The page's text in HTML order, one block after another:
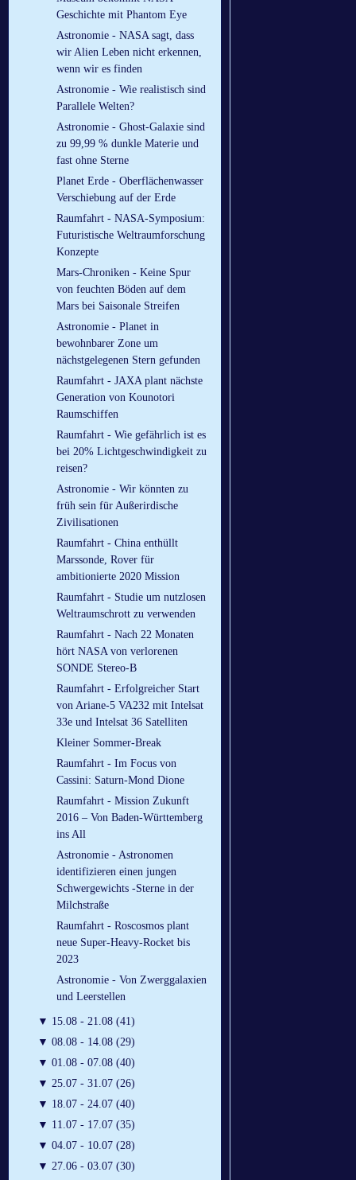
Geschichte mit Phantom Eye
Astronomie - NASA sagt, dass
wir Alien Leben nicht erkennen,
wenn wir es finden
Astronomie - Wie realistisch sind
Parallele Welten?
Astronomie - Ghost-Galaxie sind
zu 99,99 % dunkle Materie und
fast ohne Sterne
Planet Erde - Oberflächenwasser
Verschiebung auf der Erde
Raumfahrt - NASA-Symposium:
Futuristische Weltraumforschung
Konzepte
Mars-Chroniken - Keine Spur
von feuchten Böden auf dem
Mars bei Saisonale Streifen
Astronomie - Planet in
bewohnbarer Zone um
nächstgelegenen Stern gefunden
Raumfahrt - JAXA plant nächste
Generation von Kounotori
Raumschiffen
Raumfahrt - Wie gefährlich ist es
bei 20% Lichtgeschwindigkeit zu
reisen?
Astronomie - Wir könnten zu
früh sein für Außerirdische
Zivilisationen
Raumfahrt - China enthüllt
Marssonde, Rover für
ambitionierte 2020 Mission
Raumfahrt - Studie um nutzlosen
Weltraumschrott zu verwenden
Raumfahrt - Nach 22 Monaten
hört NASA von verlorenen
SONDE Stereo-B
Raumfahrt - Erfolgreicher Start
von Ariane-5 VA232 mit Intelsat
33e und Intelsat 36 Satelliten
Kleiner Sommer-Break
Raumfahrt - Im Focus von
Cassini: Saturn-Mond Dione
Raumfahrt - Mission Zukunft
2016 – Von Baden-Württemberg
ins All
Astronomie - Astronomen
identifizieren einen jungen
Schwergewichts -Sterne in der
Milchstraße
Raumfahrt - Roscosmos plant
neue Super-Heavy-Rocket bis
2023
Astronomie - Von Zwerggalaxien
und Leerstellen
▼ 15.08 - 21.08 (41)
▼ 08.08 - 14.08 (29)
▼ 01.08 - 07.08 (40)
▼ 25.07 - 31.07 (26)
▼ 18.07 - 24.07 (40)
▼ 11.07 - 17.07 (35)
▼ 04.07 - 10.07 (28)
▼ 27.06 - 03.07 (30)